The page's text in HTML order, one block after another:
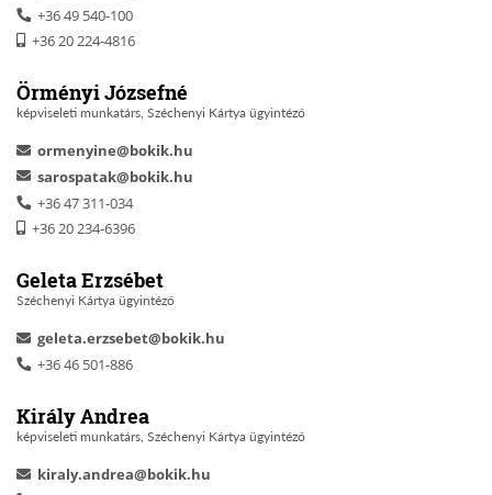
+36 49 540-100
+36 20 224-4816
Örményi Józsefné
képviseleti munkatárs, Széchenyi Kártya ügyintéző
ormenyine@bokik.hu
sarospatak@bokik.hu
+36 47 311-034
+36 20 234-6396
Geleta Erzsébet
Széchenyi Kártya ügyintéző
geleta.erzsebet@bokik.hu
+36 46 501-886
Király Andrea
képviseleti munkatárs, Széchenyi Kártya ügyintéző
kiraly.andrea@bokik.hu